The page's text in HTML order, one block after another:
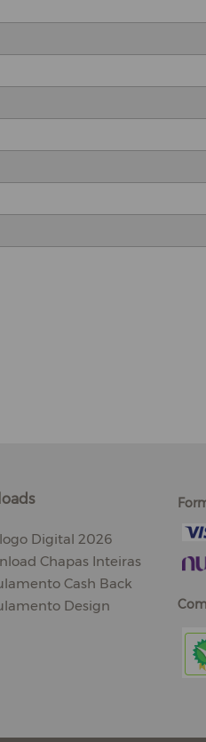
Digital 2026
Chapas Inteiras
Cash Back
Design